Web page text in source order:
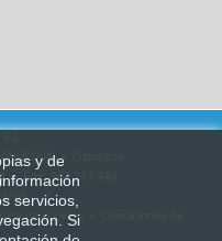
y de
servicios,
Si
• Gipuzkoa
• Fax: 943 243 449
de cookies